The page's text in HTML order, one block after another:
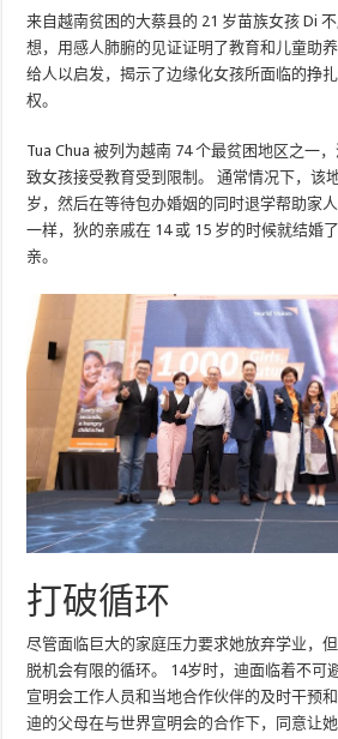
来自越南贫困的大蔡县的 21 岁苗族女孩 Di
想，用感人肺腑的见证证明了教育和儿童助
给人以启发，揭示了边缘化女孩所面临的挣
权。
Tua Chua 被列为越南 74 个最贫困地区之一
致女孩接受教育受到限制。 通常情况下，该
岁，然后在等待包办婚姻的同时退学帮助家
一样，狄的亲戚在 14 或 15 岁的时候就结婚
亲。
打破循环
尽管面临巨大的家庭压力要求她放弃学业，
脱机会有限的循环。 14岁时，迪面临着不可
宣明会工作人员和当地合作伙伴的及时干预
迪的父母在与世界宣明会的合作下，同意让